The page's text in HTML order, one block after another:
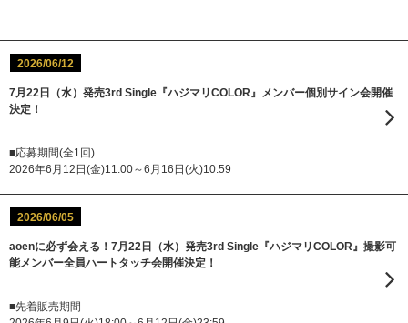
2026/06/12
7月22日（水）発売3rd Single『ハジマリCOLOR』メンバー個別サイン会開催
決定！
■応募期間(全1回)
2026年6月12日(金)11:00～6月16日(火)10:59
2026/06/05
aoenに必ず会える！7月22日（水）発売3rd Single『ハジマリCOLOR』撮影可
能メンバー全員ハートタッチ会開催決定！
■先着販売期間